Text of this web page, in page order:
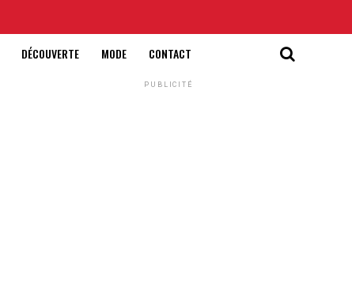
DÉCOUVERTE MODE CONTACT
PUBLICITÉ